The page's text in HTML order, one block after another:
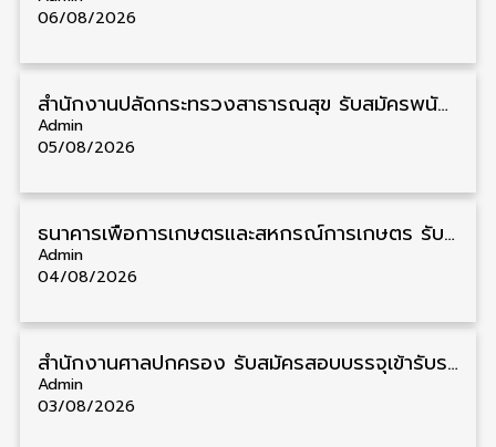
06/08/2026
สำนักงานปลัดกระทรวงสาธารณสุข รับสมัครพนักงานราชการรูปแบบพิเศษ วุฒิ ปวส./ป.ตรี 102 อัตรา รับสมัคร 17 – 28 สิงหาคม
Admin
05/08/2026
ธนาคารเพื่อการเกษตรและสหกรณ์การเกษตร รับสมัครบุคคลเพื่อเป็นผู้ช่วยพนักงาน วุฒิ ป.ตรี 5 อัตรา รับสมัคร 4 – 14 สิงหาคม
Admin
04/08/2026
สํานักงานศาลปกครอง รับสมัครสอบบรรจุเข้ารับราชการ วุฒิ ป.ตรี 72 อัตรา รับสมัคร 31 สิงหาคม – 18 กันยายน
Admin
03/08/2026